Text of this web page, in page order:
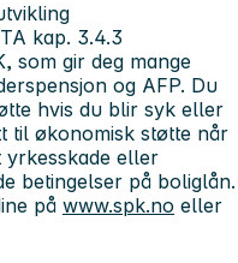
kap. 3.4.3
som gir deg mange
og AFP. Du
hvis du blir syk eller
til økonomisk støtte når
eller
betingelser på boliglån.
på www.spk.no eller